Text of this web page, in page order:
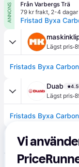
ANNONS
Från Varbergs Trä
79 kr frakt, 2-4 dagar
Lägst pris·
Fristads Byxa
Duab 4.5
Lägst pris·
Fristads Byxa
59 kr frakt,
Vi